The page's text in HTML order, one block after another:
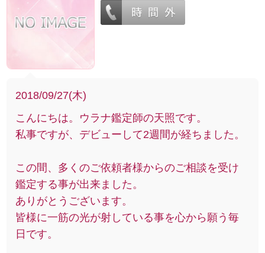
2018/09/27(木)
こんにちは。ウラナ鑑定師の天照です。
私事ですが、デビューして2週間が経ちました。
この間、多くのご依頼者様からのご相談を受け
鑑定する事が出来ました。
ありがとうございます。
皆様に一筋の光が射している事を心から願う毎
日です。